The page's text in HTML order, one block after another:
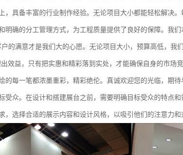
，具备丰富的行业制作经验。无论项目大小都能轻松解决
明确的分工管理方式，为工程质量提供了良好的保障。我们
的满意才是我们大的心愿。无论项目大小，预算高低，我
效益，只有把实惠和精彩落到实处，才能确保自身的市场
的每一笔都浓墨重彩，精彩绝伦。真诚欢迎您的光临，期待
受众。在设计和搭建展台之前，需要明确目标受众的特点
，选择合适的展示内容和设计风格，以吸引他们的注意力和